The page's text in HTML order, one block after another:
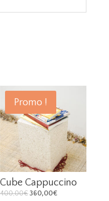
Promo !
Cube Cappuccino
400,00€360,00€